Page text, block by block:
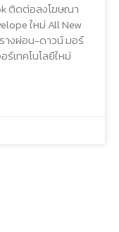
ติดต่อลงโฆษณา
ใหม่ All New
างผ่อน-ดาวน์ มอร์
เทคโนโลยีใหม่